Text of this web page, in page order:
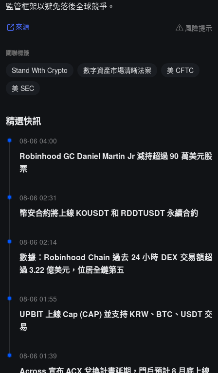
監管框架以避免落後全球競爭。
來源 風險提示
關聯標籤
Stand With Crypto 數字資產市場清晰法案
美 CFTC
美 SEC
精選快訊
08-06 04:00
Robinhood GC Daniel Martin Jr 減持超過 90 萬美元股
票
08-06 02:31
幣安合約將上線 KOUSDT 和 RDDTUSDT 永續合約
08-06 02:14
數據：Robinhood Chain 過去 24 小時 DEX 交易額超
過 3.22 億美元，位居全鏈第五
08-06 01:55
UPBIT 上線 Cap (CAP) 並支持 KRW、BTC、USDT 交
易
08-06 01:39